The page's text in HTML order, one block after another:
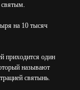
на 10 тысяч
приходится один
называют
святынь.